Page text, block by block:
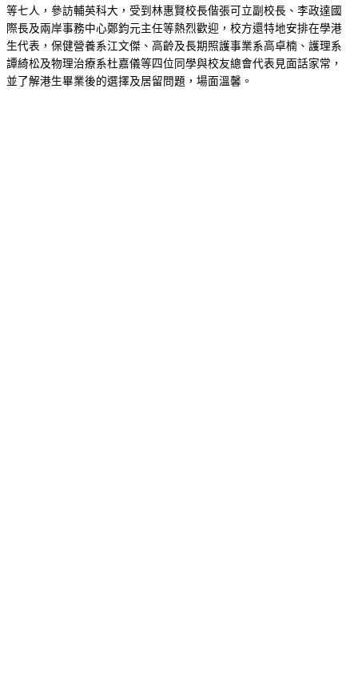
等七人，參訪輔英科大，受到林惠賢校長偕張可立副校長、李政達國
際長及兩岸事務中心鄭鈞元主任等熱烈歡迎，校方還特地安排在學港
生代表，保健營養系江文傑、高齡及長期照護事業系高卓楠、護理系
譚綺松及物理治療系杜嘉儀等四位同學與校友總會代表見面話家常，
並了解港生畢業後的選擇及居留問題，場面溫馨。